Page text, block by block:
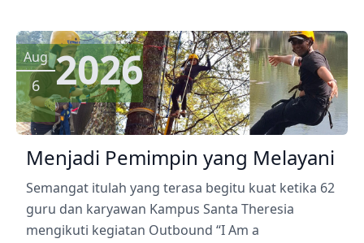
Aug
6 2026
Menjadi Pemimpin yang Melayani
Semangat itulah yang terasa begitu kuat ketika 62
guru dan karyawan Kampus Santa Theresia
mengikuti kegiatan Outbound “I Am a